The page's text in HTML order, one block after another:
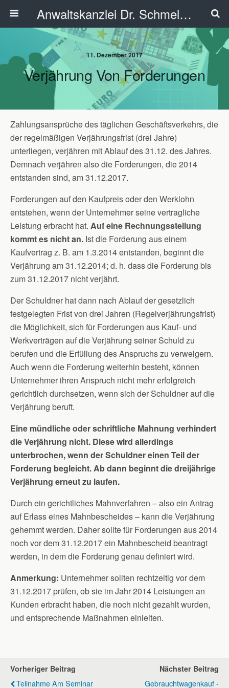
Anwaltskanzlei Dr. Schmelzer - Ahlen
11. Dezember 2017
Verjährung Von Forderungen
Zahlungsansprüche des täglichen Geschäftsverkehrs, die
der regelmäßigen Verjährungsfrist (drei Jahre)
unterliegen, verjähren mit Ablauf des 31.12. des Jahres.
Demnach verjähren also die Forderungen, die 2014
entstanden sind, am 31.12.2017.
Forderungen auf den Kaufpreis oder den Werklohn
entstehen, wenn der Unternehmer seine vertragliche
Leistung erbracht hat. Auf eine Rechnungsstellung
kommt es nicht an. Ist die Forderung aus einem
Kaufvertrag z. B. am 1.3.2014 entstanden, beginnt die
Verjährung am 31.12.2014; d. h. dass die Forderung bis
zum 31.12.2017 nicht verjährt.
Der Schuldner hat dann nach Ablauf der gesetzlich
festgelegten Frist von drei Jahren (Regelverjährungsfrist)
die Möglichkeit, sich für Forderungen aus Kauf- und
Werkverträgen auf die Verjährung seiner Schuld zu
berufen und die Erfüllung des Anspruchs zu verweigern.
Auch wenn die Forderung weiterhin besteht, können
Unternehmer ihren Anspruch nicht mehr erfolgreich
gerichtlich durchsetzen, wenn sich der Schuldner auf die
Verjährung beruft.
Eine mündliche oder schriftliche Mahnung verhindert
die Verjährung nicht. Diese wird allerdings
unterbrochen, wenn der Schuldner einen Teil der
Forderung begleicht. Ab dann beginnt die dreijährige
Verjährung erneut zu laufen.
Durch ein gerichtliches Mahnverfahren – also ein Antrag
auf Erlass eines Mahnbescheides – kann die Verjährung
gehemmt werden. Daher sollte für Forderungen aus 2014
noch vor dem 31.12.2017 ein Mahnbescheid beantragt
werden, in dem die Forderung genau definiert wird.
Anmerkung: Unternehmer sollten rechtzeitig vor dem
31.12.2017 prüfen, ob sie im Jahr 2014 Leistungen an
Kunden erbracht haben, die noch nicht gezahlt wurden,
und entsprechende Maßnahmen einleiten.
Vorheriger Beitrag
Teilnahme Am Seminar
Nächster Beitrag
Gebrauchtwagenkauf -